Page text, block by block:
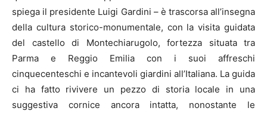
spiega il presidente Luigi Gardini – è trascorsa all’insegna
della cultura storico-monumentale, con la visita guidata
del castello di Montechiarugolo, fortezza situata tra
Parma e Reggio Emilia con i suoi affreschi
cinquecenteschi e incantevoli giardini all’Italiana. La guida
ci ha fatto rivivere un pezzo di storia locale in una
suggestiva cornice ancora intatta, nonostante le